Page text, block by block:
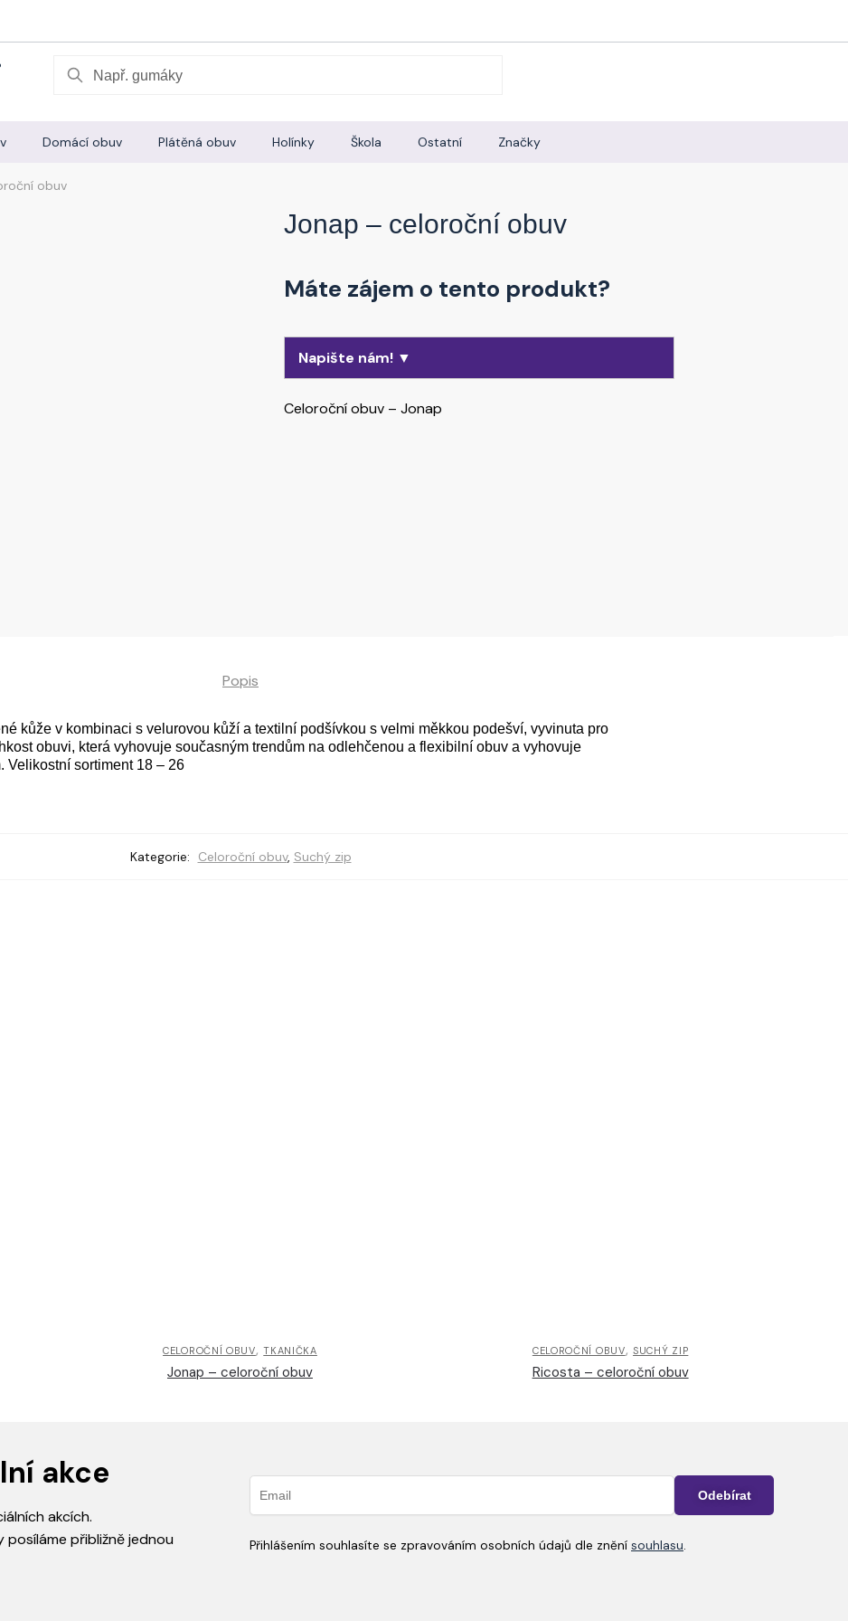
Hledat
Domácí obuv Plátěná obuv Holínky Škola Ostatní Značky
obuv
Jonap – celoroční obuv
Máte zájem o tento produkt?
Napište nám! ▼
Celoroční obuv – Jonap
Popis
kůže v kombinaci s velurovou kůží a textilní podšívkou s velmi měkkou podešví, vyvinuta pro
obuvi, která vyhovuje současným trendům na odlehčenou a flexibilní obuv a vyhovuje
Velikostní sortiment 18 – 26
Kategorie: Celoroční obuv, Suchý zip
CELOROČNÍ OBUV,TKANIČKA
Jonap – celoroční obuv
CELOROČNÍ OBUV,SUCHÝ ZIP
Ricosta – celoroční obuv
akce
akcích.
posíláme přibližně jednou
Přihlášením souhlasíte se zpravováním osobních údajů dle znění souhlasu.